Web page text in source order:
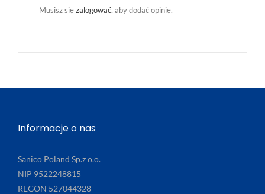
Musisz sięzalogować, aby dodać opinię.
Informacje o nas
Sanico Poland Sp.z o.o.
NIP 9522248815
REGON 527044328